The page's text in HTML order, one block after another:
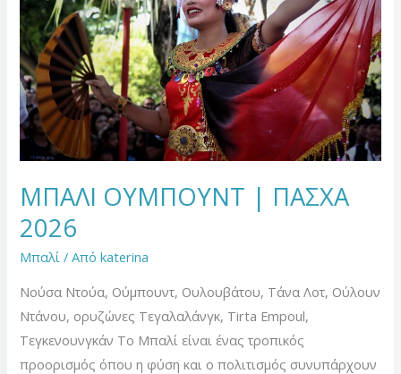
ΜΠΑΛΙ ΟΥΜΠΟΥΝΤ | ΠΑΣΧΑ
2026
Μπαλί / Απόkaterina
Νούσα Ντούα, Ούμπουντ, Ουλουβάτου, Τάνα Λοτ, Ούλουν
Ντάνου, ορυζώνες Τεγαλαλάνγκ, Tirta Empoul,
Τεγκενουνγκάν Το Μπαλί είναι ένας τροπικός
προορισμός όπου η φύση και ο πολιτισμός συνυπάρχουν
ΠΑΣΧΑ
2026